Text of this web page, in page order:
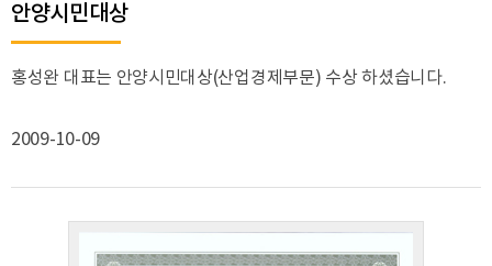
안양시민대상
홍성완 대표는 안양시민대상(산업경제부문) 수상 하셨습니다.
2009-10-09